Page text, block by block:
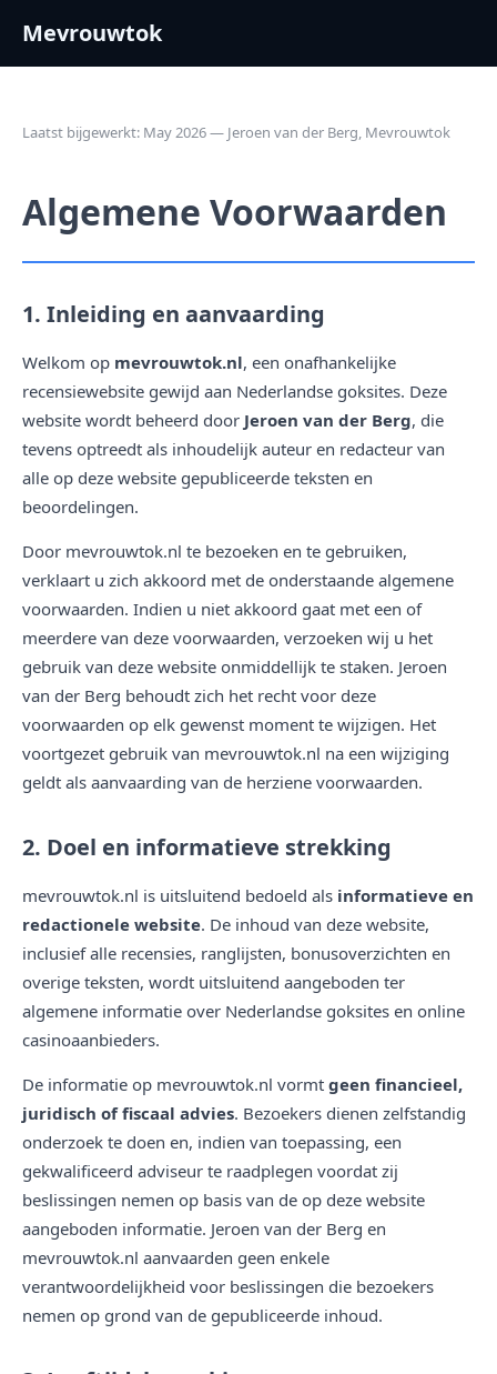
Mevrouwtok
Laatst bijgewerkt: May 2026 — Jeroen van der Berg, Mevrouwtok
Algemene Voorwaarden
1. Inleiding en aanvaarding
Welkom op mevrouwtok.nl, een onafhankelijke
recensiewebsite gewijd aan Nederlandse goksites. Deze
website wordt beheerd door Jeroen van der Berg, die
tevens optreedt als inhoudelijk auteur en redacteur van
alle op deze website gepubliceerde teksten en
beoordelingen.
Door mevrouwtok.nl te bezoeken en te gebruiken,
verklaart u zich akkoord met de onderstaande algemene
voorwaarden. Indien u niet akkoord gaat met een of
meerdere van deze voorwaarden, verzoeken wij u het
gebruik van deze website onmiddellijk te staken. Jeroen
van der Berg behoudt zich het recht voor deze
voorwaarden op elk gewenst moment te wijzigen. Het
voortgezet gebruik van mevrouwtok.nl na een wijziging
geldt als aanvaarding van de herziene voorwaarden.
2. Doel en informatieve strekking
mevrouwtok.nl is uitsluitend bedoeld als informatieve en
redactionele website. De inhoud van deze website,
inclusief alle recensies, ranglijsten, bonusoverzichten en
overige teksten, wordt uitsluitend aangeboden ter
algemene informatie over Nederlandse goksites en online
casinoaanbieders.
De informatie op mevrouwtok.nl vormt geen financieel,
juridisch of fiscaal advies. Bezoekers dienen zelfstandig
onderzoek te doen en, indien van toepassing, een
gekwalificeerd adviseur te raadplegen voordat zij
beslissingen nemen op basis van de op deze website
aangeboden informatie. Jeroen van der Berg en
mevrouwtok.nl aanvaarden geen enkele
verantwoordelijkheid voor beslissingen die bezoekers
nemen op grond van de gepubliceerde inhoud.